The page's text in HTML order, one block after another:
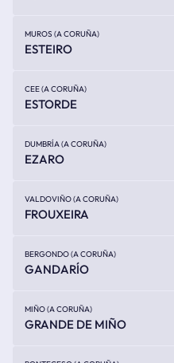
MUROS (A CORUÑA)
ESTEIRO
CEE (A CORUÑA)
ESTORDE
DUMBRÍA (A CORUÑA)
EZARO
VALDOVIÑO (A CORUÑA)
FROUXEIRA
BERGONDO (A CORUÑA)
GANDARÍO
MIÑO (A CORUÑA)
GRANDE DE MIÑO